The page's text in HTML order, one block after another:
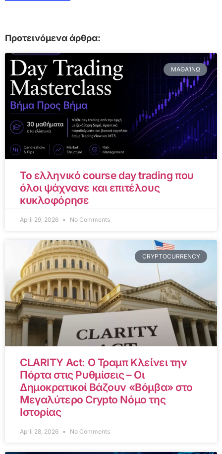
Προτεινόμενα άρθρα:
ΜΑΘΑΊΝΩ
Το ελληνικό course day trading που
όλοι ψάχνανε και επιτέλους
κυκλοφόρησε
April 29, 2026 No Comments
CRYPTOCURRENCY
CLARITY Act: Ο Τραμπ Κλείνει την
Πόρτα στις Ρυθμίσεις – Οι
Δημοκρατικοί Βάζουν «Βόμβα» στο
Μεγαλύτερο Crypto Νόμο της
Ιστορίας
April 28, 2026 No Comments